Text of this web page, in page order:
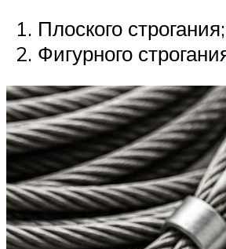
Плоского строгания;
Фигурного